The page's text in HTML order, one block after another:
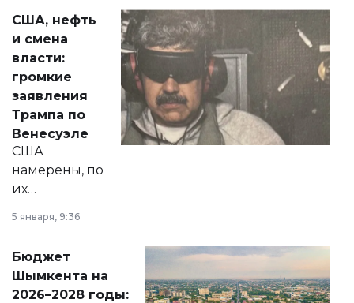
актуальных тем —
от слухов о
политических
реформах до
вопросов армии,
экономики и
личного здоровья.
США, нефть
и смена
власти:
громкие
заявления
Трампа по
Венесуэле
США
намерены, по
их
принести
народу
Венесуэлы.
5 января, 9:36
Бюджет
Шымкента на
2026–2028 годы: